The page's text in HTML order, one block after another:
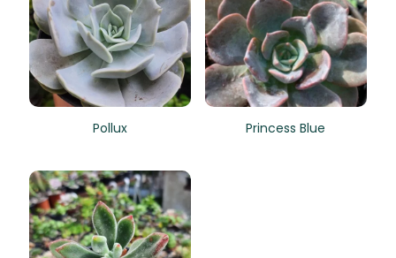
Pollux Princess Blue